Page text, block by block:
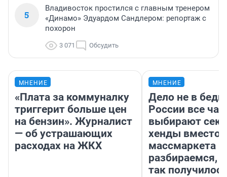
5
Владивосток простился с главным тренером
«Динамо» Эдуардом Сандлером: репортаж с
похорон
3 071 Обсудить
МНЕНИЕ
«Плата за коммуналку
триггерит больше цен
на бензин». Журналист
— об устрашающих
расходах на ЖКХ
МНЕНИЕ
Дело не в
России все
выбирают
хенды вместо
массмаркета —
разбираемся,
так